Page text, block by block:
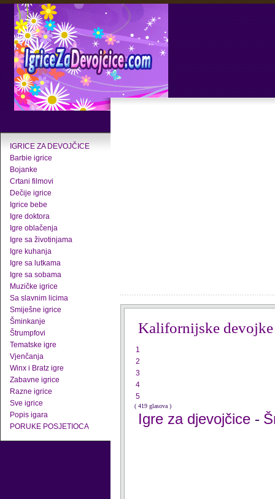
IGRICE ZA DEVOJČICE
Barbie igrice
Bojanke
Crtani filmovi
Dečije igrice
Igrice bebe
Igre doktora
Igre oblačenja
Igre sa životinjama
Igre kuhanja
Igre sa lutkama
Igre sa sobama
Muzičke igrice
Sa slavnim licima
Smiješne igrice
Šminkanje
Štrumpfovi
Tematske igre
Vjenčanja
Winx i Bratz igre
Zabavne igrice
Razne igrice
Sve igrice
Popis igara
PORUKE POSJETIOCA
Kalifornijske devojke
1
2
3
4
5
( 419 glasova )
Igre za djevojčice -